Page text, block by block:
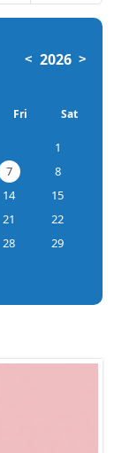
< 2026 >
Fri Sat
1
7
8
14
15
21
22
28
29